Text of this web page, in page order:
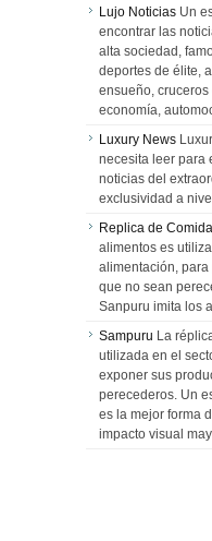
Lujo Noticias Un
encontrar las
alta sociedad,
deportes de élite,
ensueño,
economía,
Luxury News
necesita leer para
noticias del
exclusividad a
Replica de Comida
alimentos es
alimentación,
que no sean
Sanpuru imita los
Sampuru La
utilizada en el
exponer sus
perecederos. Un
es la mejor forma
impacto visual